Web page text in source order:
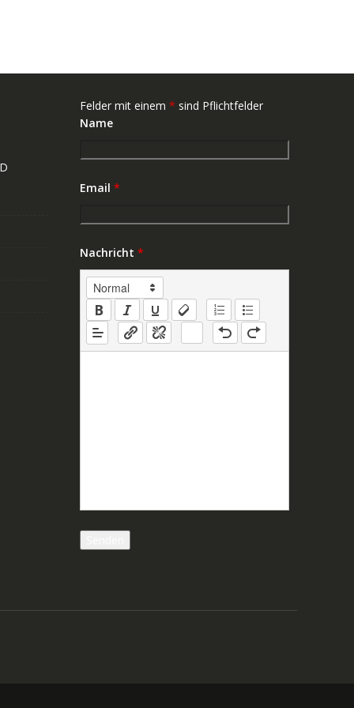
Felder mit einem * sind Pflichtfelder
Name
Email *
Nachricht *